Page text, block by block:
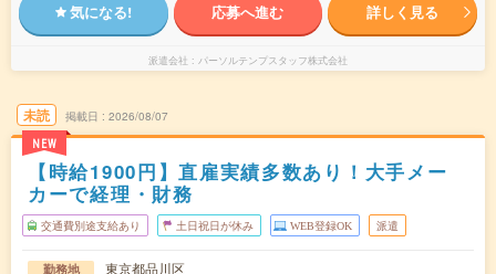
気になる! 応募へ進む 詳しく見る
派遣会社 パーソルテンプスタッフ株式会社
未読
NEW
掲載日 2026/08/07
【時給1900円】直雇実績多数あり！大手メー
カーで経理・財務
交通費別途支給あり 土日祝日が休み WEB登録OK 派遣
勤務地
東京都品川区